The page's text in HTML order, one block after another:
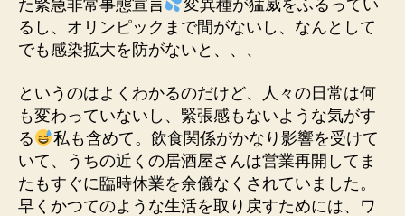
ケ
ジ
ュ
ル
へ
た緊急非常事態宣言
変異種が猛威をふるってい
るし、オリンピックまで間がないし、なんとして
でも感染拡大を防がないと、、、
というのはよくわかるのだけど、人々の日常は何
も変わっていないし、緊張感もないような気がす
る
私も含めて。飲食関係がかなり影響を受けて
いて、うちの近くの居酒屋さんは営業再開してま
たもすぐに臨時休業を余儀なくされていました。
早くかつてのような生活を取り戻すためには、ワ